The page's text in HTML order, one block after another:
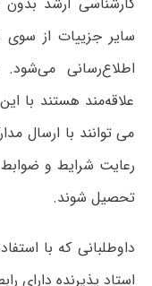
سایر جزییات از
اطلاع‌رسانی
علاقه‌مند هستند با
می توانند با ارسال
رعایت شرایط و
تحصیل شوند.
داوطلبانی که با
استاد پذیرنده دارای